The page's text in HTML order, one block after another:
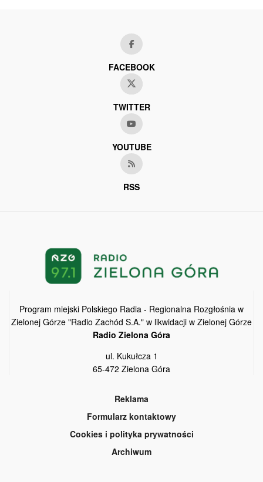
FACEBOOK
TWITTER
YOUTUBE
RSS
Program miejski Polskiego Radia - Regionalna Rozgłośnia w
Zielonej Górze "Radio Zachód S.A." w likwidacji w Zielonej Górze
Radio Zielona Góra
ul. Kukułcza 1
65-472 Zielona Góra
Reklama
Formularz kontaktowy
Cookies i polityka prywatności
Archiwum